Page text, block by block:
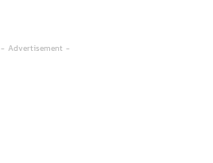
- Advertisement -